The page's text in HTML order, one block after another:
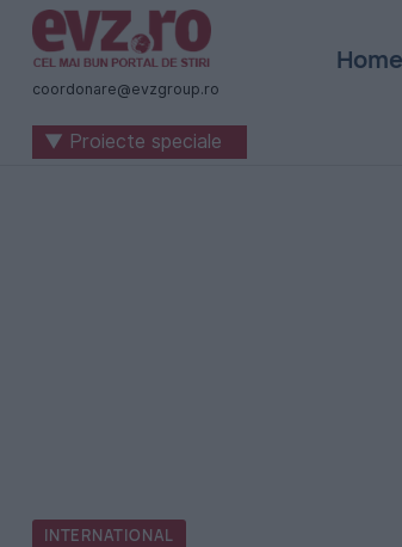
Știri
naționale
internaționale
coordonare@evzgroup.ro
Home
▼ Proiecte speciale
INTERNATIONAL